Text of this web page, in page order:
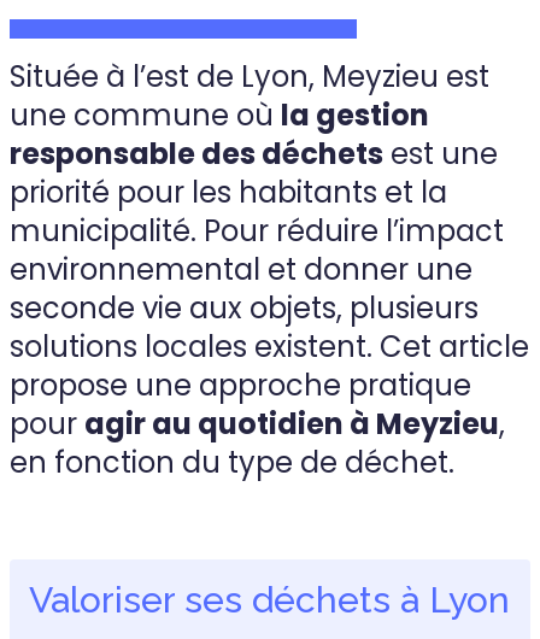
Située à l’est de Lyon, Meyzieu est
une commune où la gestion
responsable des déchets est une
priorité pour les habitants et la
municipalité. Pour réduire l’impact
environnemental et donner une
seconde vie aux objets, plusieurs
solutions locales existent. Cet article
propose une approche pratique
pour agir au quotidien à Meyzieu,
en fonction du type de déchet.
Valoriser ses déchets à Lyon